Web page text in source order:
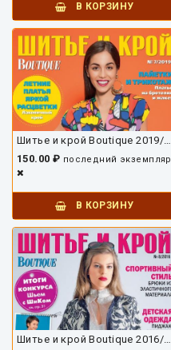
В КОРЗИНУ
150.00 ₽ последний экземпляр
В КОРЗИНУ